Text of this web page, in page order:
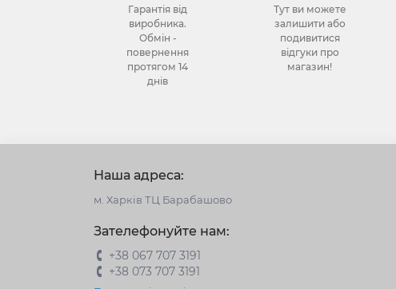
Гарантія від
виробника.
Обмін -
повернення
протягом 14
днів
Тут ви можете
залишити або
подивитися
відгуки про
магазин!
Наша адреса:
м. Харків ТЦ Барабашово
Зателефонуйте нам:
+38 067 707 3191
+38 073 707 3191